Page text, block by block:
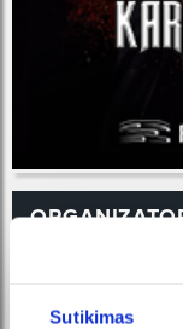
Sutikimas